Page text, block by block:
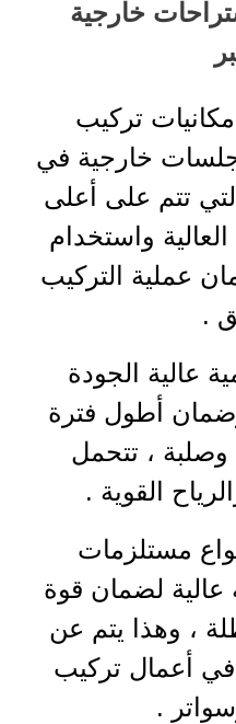
خارجية
تركيب
خارجية في
تتم على أعلى
واستخدام
عملية التركيب
.
عالية الجودة
أطول فترة
وصلبة ، تتحمل
القوية .
مستلزمات
عالية لضمان قوة
، وهذا يتم عن
أعمال تركيب
.